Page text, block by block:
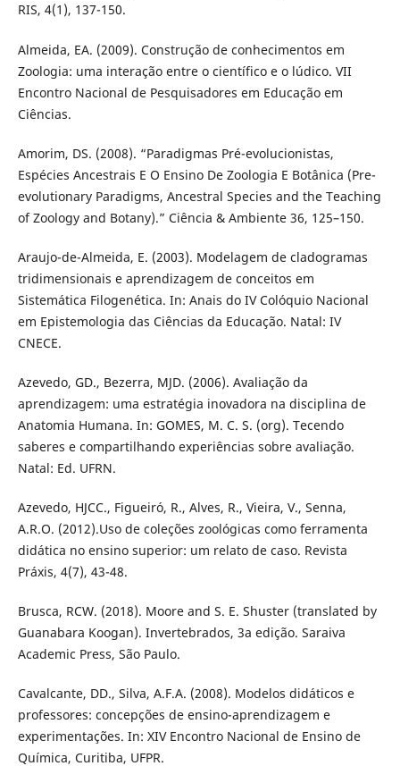
RIS, 4(1), 137-150.
Almeida, EA. (2009). Construção de conhecimentos em
Zoologia: uma interação entre o científico e o lúdico. VII
Encontro Nacional de Pesquisadores em Educação em
Ciências.
Amorim, DS. (2008). “Paradigmas Pré-evolucionistas,
Espécies Ancestrais E O Ensino De Zoologia E Botânica (Pre-
evolutionary Paradigms, Ancestral Species and the Teaching
of Zoology and Botany).” Ciência & Ambiente 36, 125–150.
Araujo-de-Almeida, E. (2003). Modelagem de cladogramas
tridimensionais e aprendizagem de conceitos em
Sistemática Filogenética. In: Anais do IV Colóquio Nacional
em Epistemologia das Ciências da Educação. Natal: IV
CNECE.
Azevedo, GD., Bezerra, MJD. (2006). Avaliação da
aprendizagem: uma estratégia inovadora na disciplina de
Anatomia Humana. In: GOMES, M. C. S. (org). Tecendo
saberes e compartilhando experiências sobre avaliação.
Natal: Ed. UFRN.
Azevedo, HJCC., Figueiró, R., Alves, R., Vieira, V., Senna,
A.R.O. (2012).Uso de coleções zoológicas como ferramenta
didática no ensino superior: um relato de caso. Revista
Práxis, 4(7), 43-48.
Brusca, RCW. (2018). Moore and S. E. Shuster (translated by
Guanabara Koogan). Invertebrados, 3a edição. Saraiva
Academic Press, São Paulo.
Cavalcante, DD., Silva, A.F.A. (2008). Modelos didáticos e
professores: concepções de ensino-aprendizagem e
experimentações. In: XIV Encontro Nacional de Ensino de
Química, Curitiba, UFPR.